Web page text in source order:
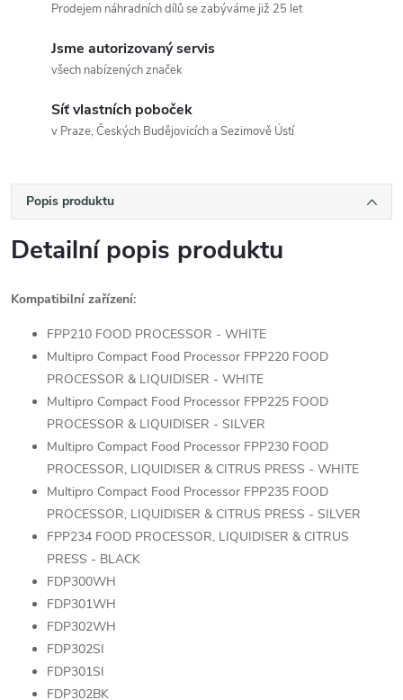
Prodejem náhradních dílů se zabýváme již 25 let
Jsme autorizovaný servis
všech nabízených značek
Síť vlastních poboček
v Praze, Českých Budějovicích a Sezimově Ústí
Popis produktu
Detailní popis produktu
Kompatibilní zařízení:
FPP210 FOOD PROCESSOR - WHITE
Multipro Compact Food Processor FPP220 FOOD
PROCESSOR & LIQUIDISER - WHITE
Multipro Compact Food Processor FPP225 FOOD
PROCESSOR & LIQUIDISER - SILVER
Multipro Compact Food Processor FPP230 FOOD
PROCESSOR, LIQUIDISER & CITRUS PRESS - WHITE
Multipro Compact Food Processor FPP235 FOOD
PROCESSOR, LIQUIDISER & CITRUS PRESS - SILVER
FPP234 FOOD PROCESSOR, LIQUIDISER & CITRUS
PRESS - BLACK
FDP300WH
FDP301WH
FDP302WH
FDP302SI
FDP301SI
FDP302BK